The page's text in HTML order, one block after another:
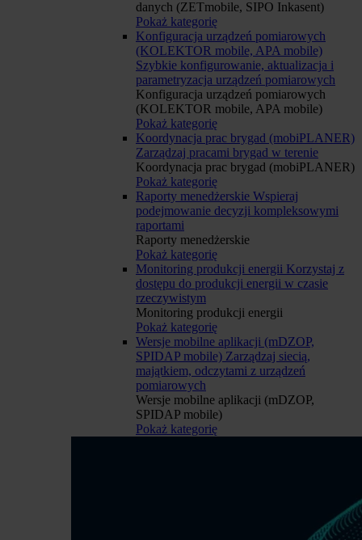
danych (ZETmobile, SIPO Inkasent)
Pokaż kategorię
Konfiguracja urządzeń pomiarowych
(KOLEKTOR mobile, APA mobile)
Szybkie konfigurowanie, aktualizacja i
parametryzacja urządzeń pomiarowych
Konfiguracja urządzeń pomiarowych
(KOLEKTOR mobile, APA mobile)
Pokaż kategorię
Koordynacja prac brygad (mobiPLANER)
Zarządzaj pracami brygad w terenie
Koordynacja prac brygad (mobiPLANER)
Pokaż kategorię
Raporty menedżerskie Wspieraj
podejmowanie decyzji kompleksowymi
raportami
Raporty menedżerskie
Pokaż kategorię
Monitoring produkcji energii Korzystaj z
dostępu do produkcji energii w czasie
rzeczywistym
Monitoring produkcji energii
Pokaż kategorię
Wersje mobilne aplikacji (mDZOP,
SPIDAP mobile) Zarządzaj siecią,
majątkiem, odczytami z urządzeń
pomiarowych
Wersje mobilne aplikacji (mDZOP,
SPIDAP mobile)
Pokaż kategorię